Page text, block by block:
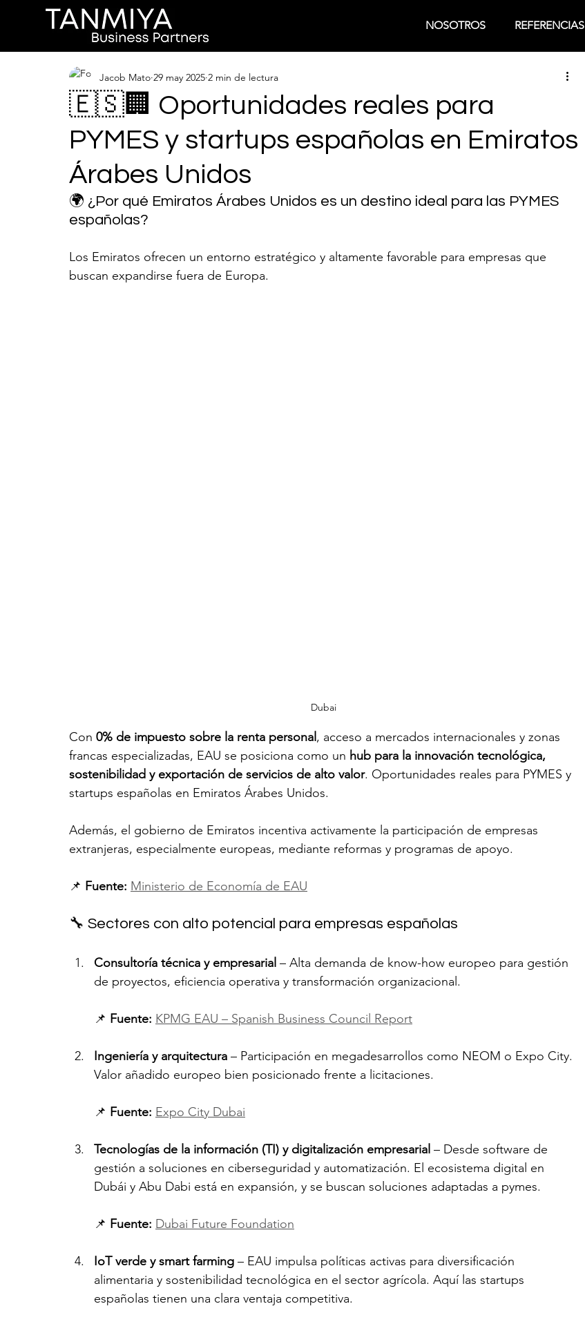
NOSOTROS REFERENCIAS
🇪🇸🏢 Oportunidades reales para
PYMES y startups españolas en Emiratos
Árabes Unidos
Jacob Mato 29 may 2025 2 min de lectura
🌍 ¿Por qué Emiratos Árabes Unidos es un destino ideal para las PYMES
españolas?
Los Emiratos ofrecen un entorno estratégico y altamente favorable para empresas que
buscan expandirse fuera de Europa.
Dubai
Con 0% de impuesto sobre la renta personal , acceso a mercados internacionales y zonas
francas especializadas, EAU se posiciona como un hub para la innovación tecnológica,
sostenibilidad y exportación de servicios de alto valor. Oportunidades reales para PYMES y
startups españolas en Emiratos Árabes Unidos.
Además, el gobierno de Emiratos incentiva activamente la participación de empresas
extranjeras, especialmente europeas, mediante reformas y programas de apoyo.
📌 Fuente: Ministerio de Economía de EAU
🔧 Sectores con alto potencial para empresas españolas
Consultoría técnica y empresarial – Alta demanda de know-how europeo para gestión
de proyectos, eficiencia operativa y transformación organizacional.
📌 Fuente: KPMG EAU – Spanish Business Council Report
Ingeniería y arquitectura – Participación en megadesarrollos como NEOM o Expo City.
Valor añadido europeo bien posicionado frente a licitaciones.
📌 Fuente: Expo City Dubai
Tecnologías de la información (TI) y digitalización empresarial – Desde software de
gestión a soluciones en ciberseguridad y automatización. El ecosistema digital en
Dubái y Abu Dabi está en expansión, y se buscan soluciones adaptadas a pymes.
📌 Fuente: Dubai Future Foundation
IoT verde y smart farming – EAU impulsa políticas activas para diversificación
alimentaria y sostenibilidad tecnológica en el sector agrícola. Aquí las startups
españolas tienen una clara ventaja competitiva.